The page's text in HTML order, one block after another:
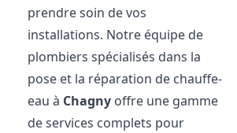
prendre soin de vos
installations. Notre équipe de
plombiers spécialisés dans la
pose et la réparation de chauffe-
eau à Chagny offre une gamme
de services complets pour